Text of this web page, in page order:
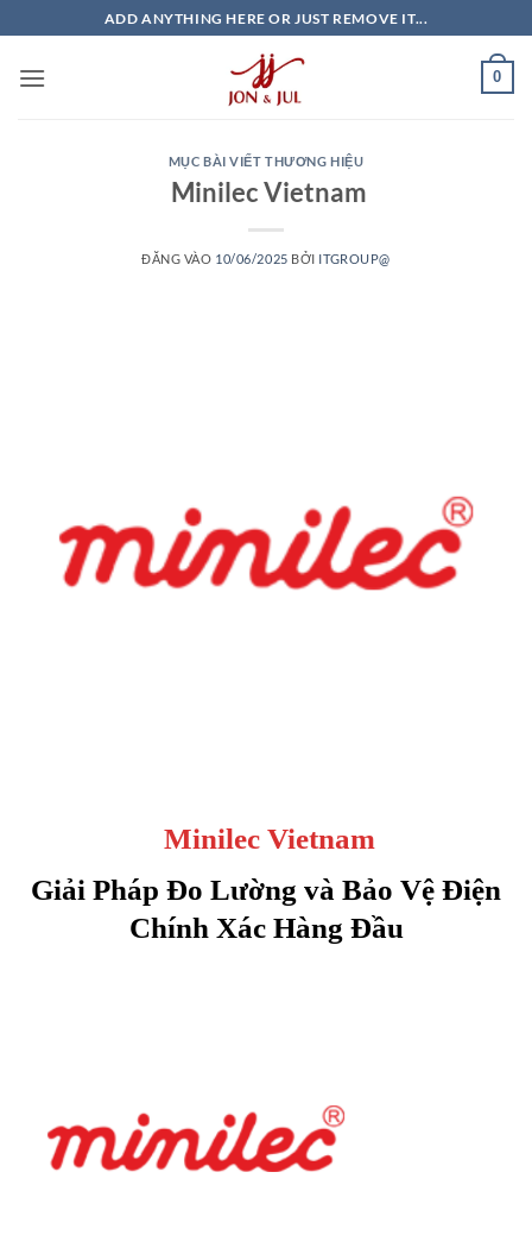
qua
nội
ADD ANYTHING HERE OR JUST REMOVE IT...
0
MỤC BÀI VIẾT THƯƠNG HIỆU
Minilec Vietnam
ĐĂNG VÀO 10/06/2025 BỞI ITGROUP@
Minilec Vietnam
Giải Pháp Đo Lường và Bảo Vệ Điện
Chính Xác Hàng Đầu